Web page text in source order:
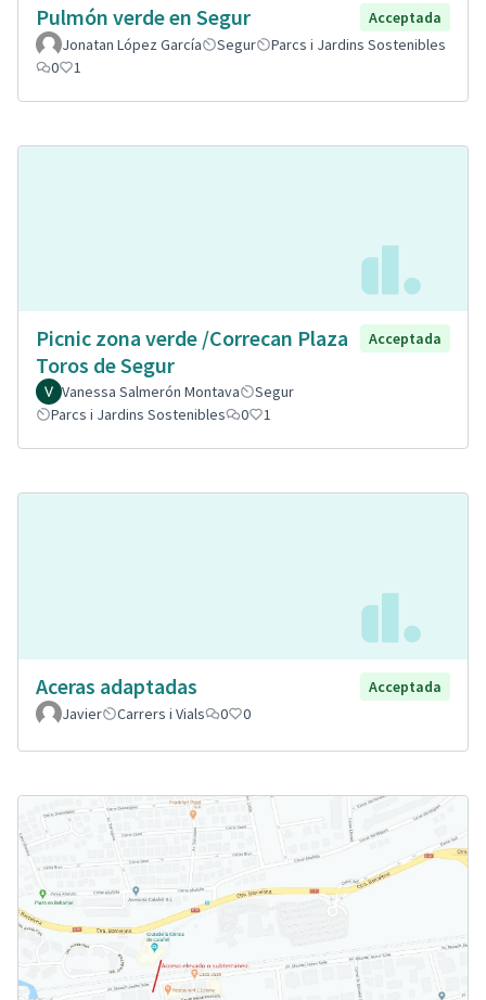
Pulmón verde en Segur
Acceptada
Jonatan López García
Segur
Parcs i Jardins Sostenibles
0
1
Picnic zona verde /Correcan Plaza
Toros de Segur
Acceptada
Vanessa Salmerón Montava
Segur
Parcs i Jardins Sostenibles
0 1
Aceras adaptadas
Acceptada
Javier
Carrers i Vials 0 0